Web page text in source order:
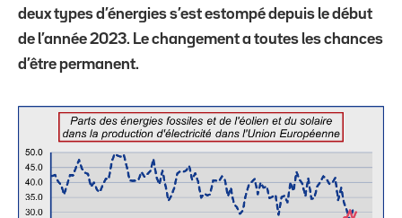
deux types d’énergies s’est estompé depuis le début
de l’année 2023. Le changement a toutes les chances
d’être permanent.